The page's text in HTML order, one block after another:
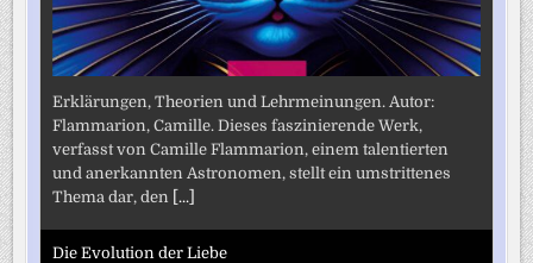
Erklärungen, Theorien und Lehrmeinungen. Autor:
Flammarion, Camille. Dieses faszinierende Werk,
verfasst von Camille Flammarion, einem talentierten
und anerkannten Astronomen, stellt ein umstrittenes
Thema dar, den [...]
Die Evolution der Liebe